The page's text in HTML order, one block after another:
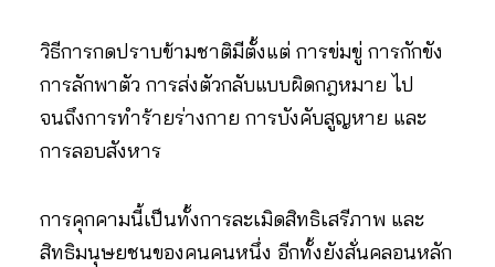
วิธีการกดปราบข้ามชาติมีตั้งแต่ การข่มขู่ การกักขัง
การลักพาตัว การส่งตัวกลับแบบผิดกฎหมาย ไป
จนถึงการทำร้ายร่างกาย การบังคับสูญหาย และ
การลอบสังหาร
การคุกคามนี้เป็นทั้งการละเมิดสิทธิเสรีภาพ และ
สิทธิมนุษยชนของคนคนหนึ่ง อีกทั้งยังสั่นคลอนหลัก